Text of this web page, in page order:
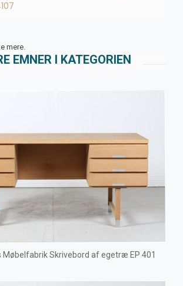
mere.
EMNER I KATEGORIEN
Møbelfabrik Skrivebord af egetræ EP 401